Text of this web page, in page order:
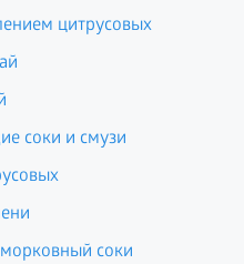
цитрусовых
соки и смузи
соки